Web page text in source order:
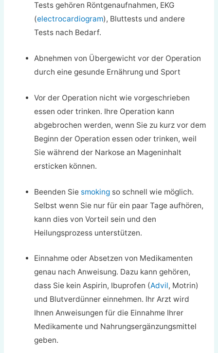
Tests gehören Röntgenaufnahmen, EKG
(electrocardiogram), Bluttests und andere
Tests nach Bedarf.
Abnehmen von Übergewicht vor der Operation
durch eine gesunde Ernährung und Sport
Vor der Operation nicht wie vorgeschrieben
essen oder trinken. Ihre Operation kann
abgebrochen werden, wenn Sie zu kurz vor dem
Beginn der Operation essen oder trinken, weil
Sie während der Narkose an Mageninhalt
ersticken können.
Beenden Sie smoking so schnell wie möglich.
Selbst wenn Sie nur für ein paar Tage aufhören,
kann dies von Vorteil sein und den
Heilungsprozess unterstützen.
Einnahme oder Absetzen von Medikamenten
genau nach Anweisung. Dazu kann gehören,
dass Sie kein Aspirin, Ibuprofen (Advil, Motrin)
und Blutverdünner einnehmen. Ihr Arzt wird
Ihnen Anweisungen für die Einnahme Ihrer
Medikamente und Nahrungsergänzungsmittel
geben.